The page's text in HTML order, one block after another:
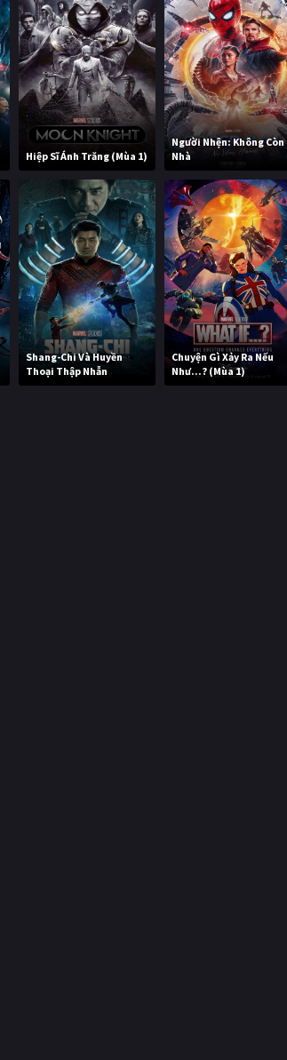
Hiệp Sĩ Ánh Trăng (Mùa 1)
Người Nhện: Không Còn
Nhà
Shang-Chi Và Huyền
Thoại Thập Nhẫn
Chuyện Gì Xảy Ra Nếu
Như...? (Mùa 1)